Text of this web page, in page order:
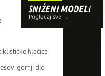
SNIŽENI MODELI
Pogledaj sve →
hlačice
gornji dio